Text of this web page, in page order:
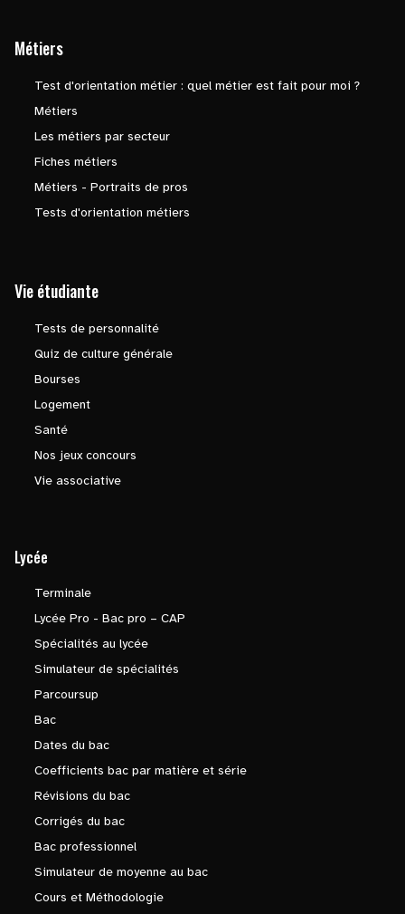
Métiers
Test d'orientation métier : quel métier est fait pour moi ?
Métiers
Les métiers par secteur
Fiches métiers
Métiers - Portraits de pros
Tests d'orientation métiers
Vie étudiante
Tests de personnalité
Quiz de culture générale
Bourses
Logement
Santé
Nos jeux concours
Vie associative
Lycée
Terminale
Lycée Pro - Bac pro – CAP
Spécialités au lycée
Simulateur de spécialités
Parcoursup
Bac
Dates du bac
Coefficients bac par matière et série
Révisions du bac
Corrigés du bac
Bac professionnel
Simulateur de moyenne au bac
Cours et Méthodologie